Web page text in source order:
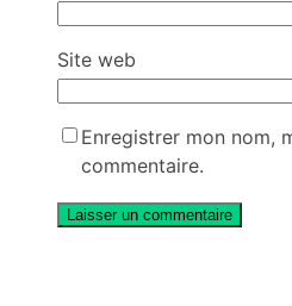
Site web
Enregistrer mon nom,
commentaire.